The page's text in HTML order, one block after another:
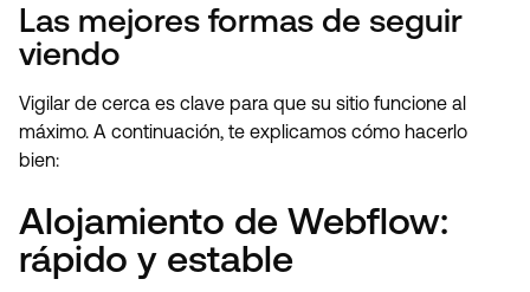
Las mejores formas de seguir
viendo
Vigilar de cerca es clave para que su sitio funcione al
máximo. A continuación, te explicamos cómo hacerlo
bien:
Alojamiento de Webflow:
rápido y estable